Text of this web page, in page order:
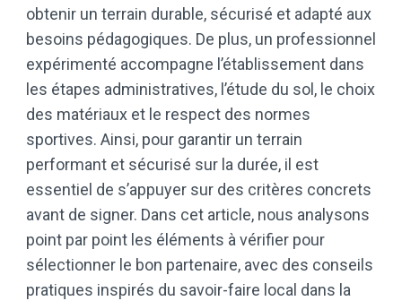
obtenir un terrain durable, sécurisé et adapté aux
besoins pédagogiques. De plus, un professionnel
expérimenté accompagne l’établissement dans
les étapes administratives, l’étude du sol, le choix
des matériaux et le respect des normes
sportives. Ainsi, pour garantir un terrain
performant et sécurisé sur la durée, il est
essentiel de s’appuyer sur des critères concrets
avant de signer. Dans cet article, nous analysons
point par point les éléments à vérifier pour
sélectionner le bon partenaire, avec des conseils
pratiques inspirés du savoir-faire local dans la